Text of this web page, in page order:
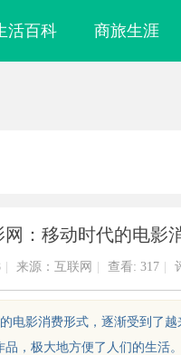
活百科 商旅生涯
：移动时代的电影
来源：互联网 查看: 317
电影消费形式，逐渐受到了
，极大地方便了人们的生活